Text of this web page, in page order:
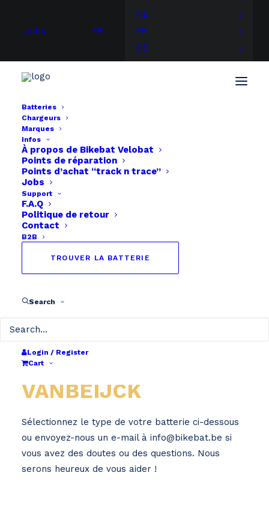
Jobs FR
NL
FR
DE
Batteries
Chargeurs
Marques
Infos
À propos de Bikebat Velobat
Points de réparation
Points d’achat “track n trace”
Jobs
Support
F.A.Q
Politique de retour
Contact
B2B
TROUVER LA BATTERIE
Search
Login / Register
Cart
Home
VANBEIJCK
Sélectionnez le type de votre batterie ci-dessous
ou envoyez-nous un e-mail à info@bikebat.be si
vous avez des doutes ou des questions. Nous
serons heureux de vous aider !